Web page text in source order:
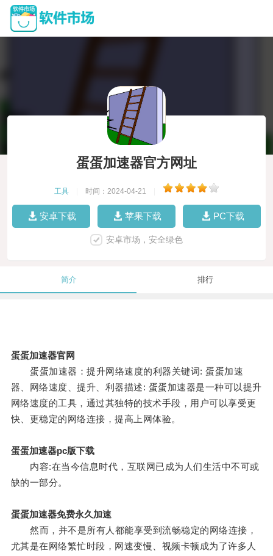
蛋蛋加速器官方网址
工具 时间：2024-04-21
安卓下载 苹果下载 PC下载
安卓市场，安全绿色
简介 排行
蛋蛋加速器官网
蛋蛋加速器：提升网络速度的利器关键词: 蛋蛋加速
器、网络速度、提升、利器描述: 蛋蛋加速器是一种可以提升
网络速度的工具，通过其独特的技术手段，用户可以享受更
快、更稳定的网络连接，提高上网体验。
蛋蛋加速器pc版下载
内容:在当今信息时代，互联网已成为人们生活中不可或
缺的一部分。
蛋蛋加速器免费永久加速
然而，并不是所有人都能享受到流畅稳定的网络连接，
尤其是在网络繁忙时段，网速变慢、视频卡顿成为了许多人